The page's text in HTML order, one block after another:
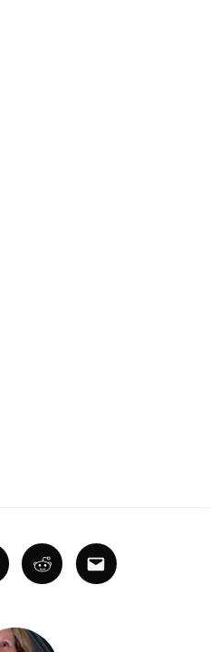
RedditEmail